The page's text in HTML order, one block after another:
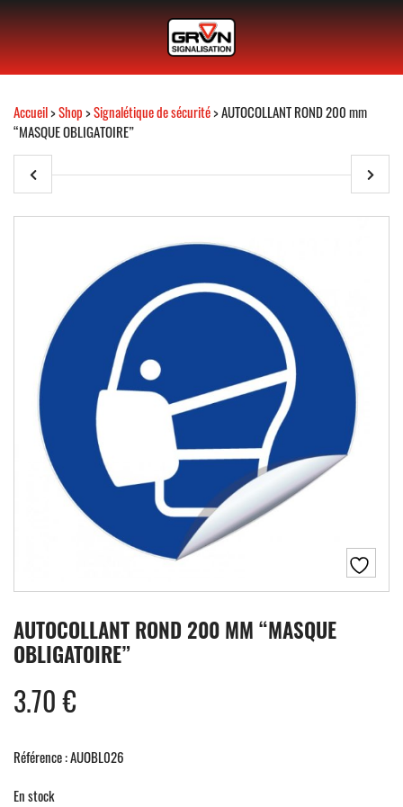
Accueil>Shop>Signalétique de sécurité> AUTOCOLLANT ROND 200 mm
“MASQUE OBLIGATOIRE”
AUTOCOLLANT ROND 200 MM “MASQUE
OBLIGATOIRE”
3.70€
Référence : AUOBL026
En stock